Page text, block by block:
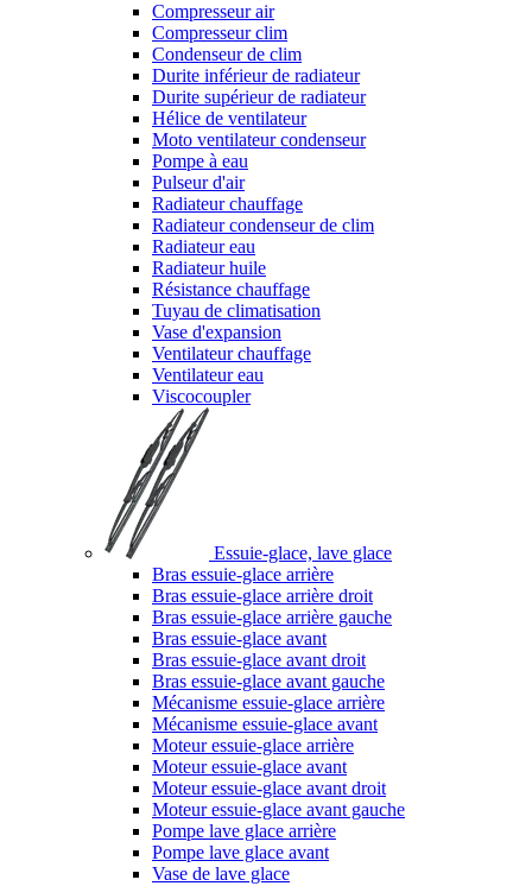
Compresseur air
Compresseur clim
Condenseur de clim
Durite inférieur de radiateur
Durite supérieur de radiateur
Hélice de ventilateur
Moto ventilateur condenseur
Pompe à eau
Pulseur d'air
Radiateur chauffage
Radiateur condenseur de clim
Radiateur eau
Radiateur huile
Résistance chauffage
Tuyau de climatisation
Vase d'expansion
Ventilateur chauffage
Ventilateur eau
Viscocoupler
Essuie-glace, lave glace
Bras essuie-glace arrière
Bras essuie-glace arrière droit
Bras essuie-glace arrière gauche
Bras essuie-glace avant
Bras essuie-glace avant droit
Bras essuie-glace avant gauche
Mécanisme essuie-glace arrière
Mécanisme essuie-glace avant
Moteur essuie-glace arrière
Moteur essuie-glace avant
Moteur essuie-glace avant droit
Moteur essuie-glace avant gauche
Pompe lave glace arrière
Pompe lave glace avant
Vase de lave glace